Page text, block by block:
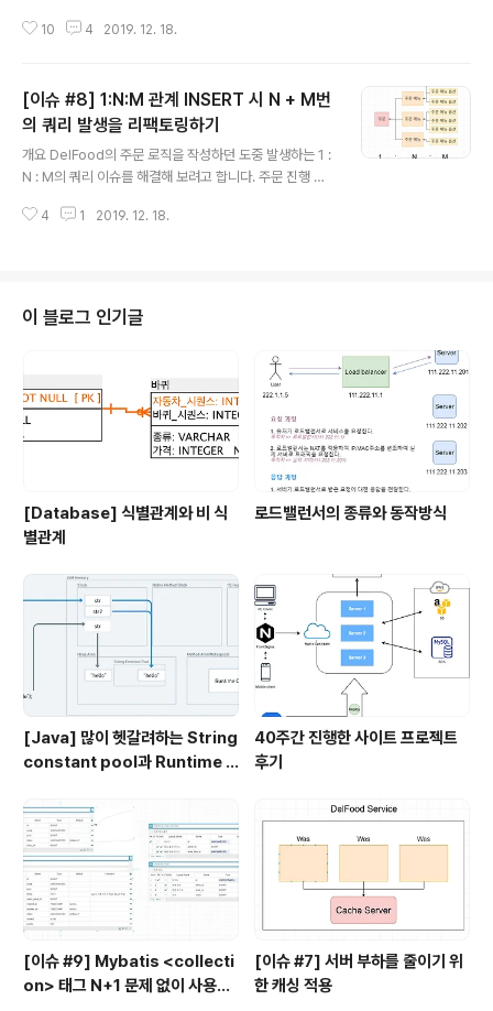
하는 로직은 다음과 같습니다. 1. 사용자가 가지고 있는 토
를 날리고, 또 mybatis의 collection 태그를 잘못 사용하
"1" }, { "optionId": "9" } ] }, { "menuId": "4", "count":
"2", "options": [ { "optionId": "4" } ] } ] { "menus": [
{ "id": 1, "name": "바사칸치킨", "price": 3000, "opti
10 4 2019. 12. 18.
[이슈 #8] 1:N:M 관계 INSERT 시 N + M번
의 쿼리 발생을 리팩토링하기
개요 DelFood의 주문 로직을 작성하던 도중 발생하는 1 :
N : M의 쿼리 이슈를 해결해 보려고 합니다. 주문 진행 로
택합니다. 여러 메뉴를 선택한 고객이 주문을 진행합니다
든 다중 for문을 단 3번의 insert문을 호출하는 것으로 변
경해보겠습니다. 개선 방향 1. 데이터베이스 스키마상 문제
가 있는 테이블을 수정할 것입니다. 관계가 있는 테이블 입
력 시 (주문메뉴 - 주문메뉴 옵션) 해당 부모 데이터의 PK
가 필요합니다. 하지만 변경 전 DB 테이블은 ..
4 1 2019. 12. 18.
이 블로그 인기글
[Database] 식별관계와 비 식
별관계
로드밸런서의 종류와 동작방식
[Java] 많이 헷갈려하는 String
constant pool과 Runtime C
nstant pool
40주간 진행한 사이트 프로젝트
후기
[이슈 #9] Mybatis <collecti
on> 태그 N+1 문제 없이 사용하
[이슈 #7] 서버 부하를 줄이기 위
한 캐싱 적용